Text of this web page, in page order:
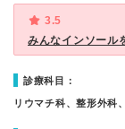
3.5
みんなインソール
診療科目：
リウマチ科、整形外科